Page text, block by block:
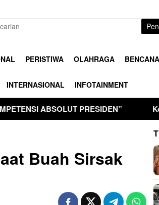
PERISTIWA OLAHRAGA
INTERNASIONAL INFOTAINMENT
PRESIDEN” Kodim 0806/
Buah Sirsak